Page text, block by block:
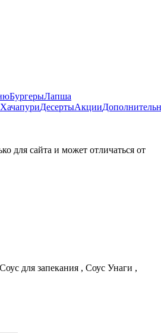
БургерыЛапша
ХачапуриДесертыАкции
для сайта и может отличаться от
для запекания , Соус Унаги ,